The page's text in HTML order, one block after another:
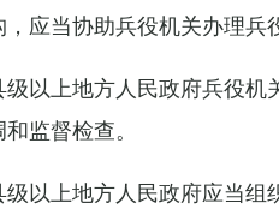
应当协助兵役机关办理兵
级以上地方人民政府兵役
监督检查。
级以上地方人民政府应当组